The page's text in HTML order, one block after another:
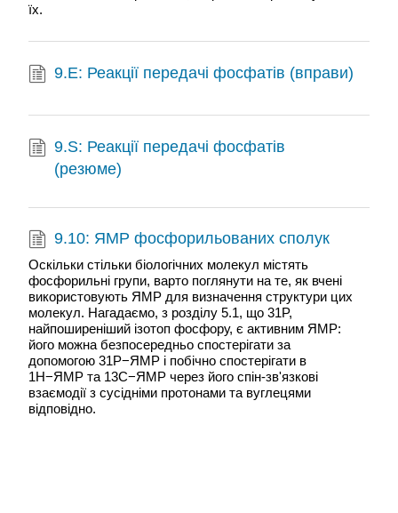
їх.
9.E: Реакції передачі фосфатів (вправи)
9.S: Реакції передачі фосфатів
(резюме)
9.10: ЯМР фосфорильованих сполук
Оскільки стільки біологічних молекул містять
фосфорильні групи, варто поглянути на те, як вчені
використовують ЯМР для визначення структури цих
молекул. Нагадаємо, з розділу 5.1, що 31P,
найпоширеніший ізотоп фосфору, є активним ЯМР:
його можна безпосередньо спостерігати за
допомогою 31P−ЯМР і побічно спостерігати в
1Н−ЯМР та 13С−ЯМР через його спін-зв'язкові
взаємодії з сусідніми протонами та вуглецями
відповідно.